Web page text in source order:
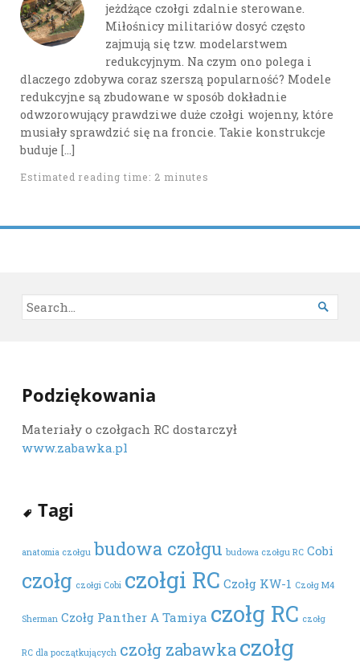
jeżdżące czołgi zdalnie sterowane.
Miłośnicy militariów dosyć często
zajmują się tzw. modelarstwem
redukcyjnym. Na czym ono polega i
dlaczego zdobywa coraz szerszą popularność? Modele
redukcyjne są zbudowane w sposób dokładnie
odwzorowujący prawdziwe duże czołgi wojenny, które
musiały sprawdzić się na froncie. Takie konstrukcje
buduje […]
Estimated reading time: 2 minutes

Podziękowania
Materiały o czołgach RC dostarczył
www.zabawka.pl
Tagi
anatomia czołgu budowa czołgu budowa czołgu RC Cobi
czołg czołgi Cobi czołgi RC Czołg KW-1 Czołg M4
Sherman Czołg Panther A Tamiya czołg RC czołg
RC dla początkujących czołg zabawkaczołg